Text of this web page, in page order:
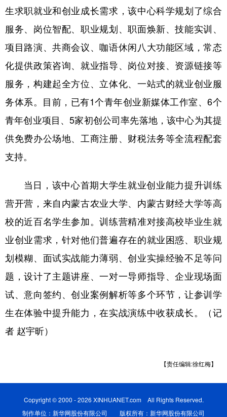
彩票 娱乐 时尚 悦读
公益 一带一路 亚太网 上市公司
文化产业
地方频道
山东 河南 湖北 湖南
四川 贵州 云南 西藏
陕西 甘肃 青海 宁夏
新疆 内蒙古 黑龙江
多语种频道
English
한국어
Deutsch Português
生求职就业和创业成长需求，该中心科学规划了综合
服务、岗位智配、职业规划、职面焕新、技能实训、
项目路演、共商会议、咖语休闲八大功能区域，常态
化提供政策咨询、就业指导、岗位对接、资源链接等
服务，构建起全方位、立体化、一站式的就业创业服
务体系。目前，已有1个青年创业新媒体工作室、6个
青年创业项目、5家初创公司率先落地，该中心为其提
供免费办公场地、工商注册、财税法务等全流程配套
支持。
当日，该中心首期大学生就业创业能力提升训练
营开营，来自内蒙古农业大学、内蒙古财经大学等高
校的近百名学生参加。训练营精准对接高校毕业生就
业创业需求，针对他们普遍存在的就业困惑、职业规
划模糊、面试实战能力薄弱、创业实操经验不足等问
题，设计了主题讲座、一对一导师指导、企业现场面
试、意向签约、创业案例解析等多个环节，让参训学
生在体验中提升能力，在实战演练中收获成长。（记
者 赵宇昕）
【责任编辑:徐红梅】
Copyright © 2000 - 2026 XINHUANET.com All Rights Reserved.
制作单位：新华网股份有限公司 版权所有：新华网股份有限公司